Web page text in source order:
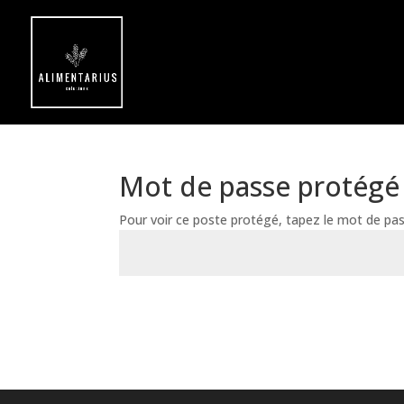
Mot de passe protégé
Pour voir ce poste protégé, tapez le mot de